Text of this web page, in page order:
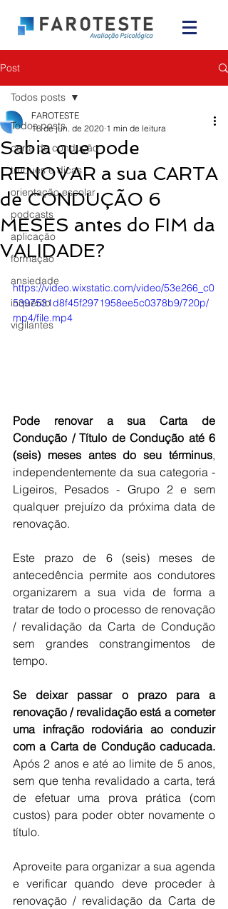
Post
Todos posts
carta de condução
truques e dicas
orientação escolar
podcasts
aplicação
formação
ansiedade
inquérito
vigilantes
Todos posts
Sabia que pode
RENOVAR a sua CARTA
de CONDUÇÃO 6
MESES antes do FIM da
VALIDADE?
FAROTESTE
18 de jun. de 2020 1 min de leitura
https://video.wixstatic.com/video/53e266_c0
5397531d8f45f2971958ee5c0378b9/720p/
mp4/file.mp4
Pode renovar a sua Carta de
Condução / Título de Condução até 6
(seis) meses antes do seu términus,
independentemente da sua categoria -
Ligeiros, Pesados - Grupo 2 e sem
qualquer prejuízo da próxima data de
renovação.
Este prazo de 6 (seis) meses de
antecedência permite aos condutores
organizarem a sua vida de forma a
tratar de todo o processo de renovação
/ revalidação da Carta de Condução
sem grandes constrangimentos de
tempo.
Se deixar passar o prazo para a
renovação / revalidação está a cometer
uma infração rodoviária ao conduzir
com a Carta de Condução caducada.
Após 2 anos e até ao limite de 5 anos,
sem que tenha revalidado a carta, terá
de efetuar uma prova prática (com
custos) para poder obter novamente o
título.
Aproveite para organizar a sua agenda
e verificar quando deve proceder à
renovação / revalidação da Carta de